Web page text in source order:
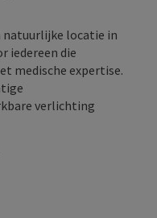
locatie in
iedereen die
medische expertise.
verlichting